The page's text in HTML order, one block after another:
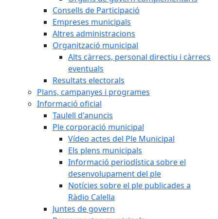
Consells de Participació
Empreses municipals
Altres administracions
Organització municipal
Alts càrrecs, personal directiu i càrrecs
eventuals
Resultats electorals
Plans, campanyes i programes
Informació oficial
Taulell d'anuncis
Ple corporació municipal
Vídeo actes del Ple Municipal
Els plens municipals
Informació periodística sobre el
desenvolupament del ple
Notícies sobre el ple publicades a
Ràdio Calella
Juntes de govern